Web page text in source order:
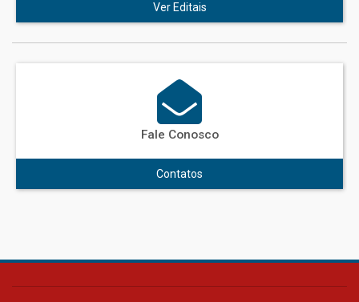
Ver Editais
Fale Conosco
Contatos